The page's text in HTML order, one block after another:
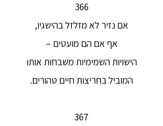
366
אם נזיר לא מזלזל בהישגיו,
אף אם הם מועטים –
הישויות השמימיות משבחות אותו
המוביל בחריצות חיים טהורים.
367